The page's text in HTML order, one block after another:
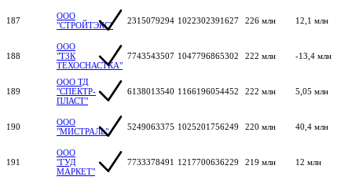
187
ООО
"СТРОЙТЭКС"
2315079294 1022302391627 226 млн 12,1 млн
188
ООО
"ТЗК
ТЕХОСНАСТКА"
7743543507 1047796865302 222 млн -13,4 млн
189
ООО ТД
"СПЕКТР-
ПЛАСТ"
6138013540 1166196054452 222 млн 5,05 млн
190
ООО
"МИСТРАЛЬ"
5249063375 1025201756249 220 млн 40,4 млн
191
ООО
"ГУД
МАРКЕТ"
7733378491 1217700636229 219 млн 12 млн